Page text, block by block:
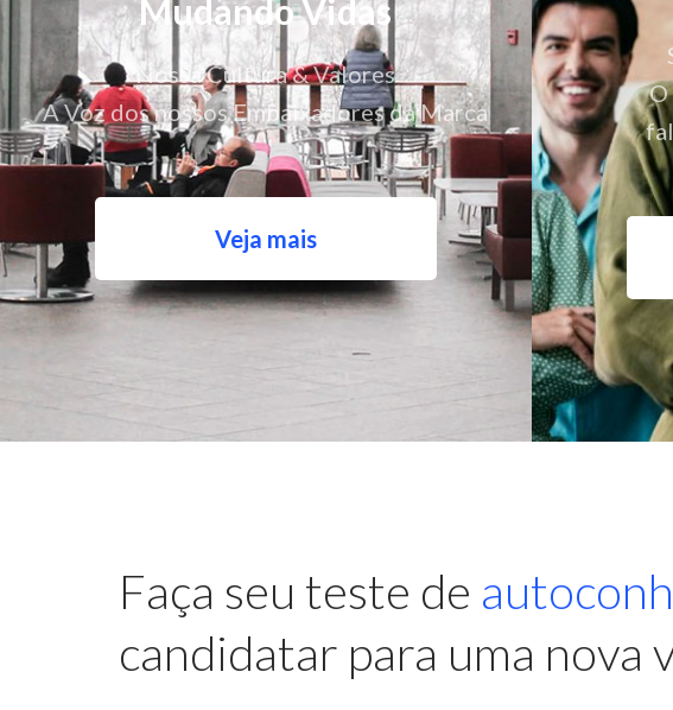
Mudando Vidas
Nossa Cultura & Valores
A Voz dos nossos Embaixadores da Marca
Veja mais
O
Faça seu teste de
candidatar para uma nova